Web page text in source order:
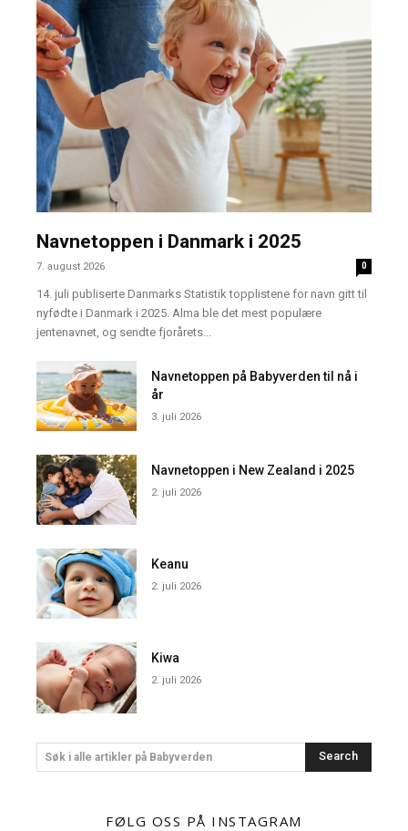
Navnetoppen i Danmark i 2025
7. august 2026 0
14. juli publiserte Danmarks Statistik topplistene for navn gitt til
nyfødte i Danmark i 2025. Alma ble det mest populære
jentenavnet, og sendte fjorårets...
Navnetoppen på Babyverden til nå i
år
3. juli 2026
Navnetoppen i New Zealand i 2025
2. juli 2026
Keanu
2. juli 2026
Kiwa
2. juli 2026
Søk i alle artikler på Babyverden Search
FØLG OSS PÅ INSTAGRAM